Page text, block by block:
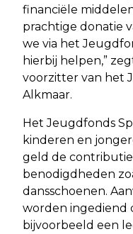
financiële
prachtige donatie
we via het
hierbij helpen,”
voorzitter van het
Alkmaar.
Het Jeugdfonds
kinderen en
geld de
benodigdheden
dansschoenen.
worden ingediend
bijvoorbeeld een